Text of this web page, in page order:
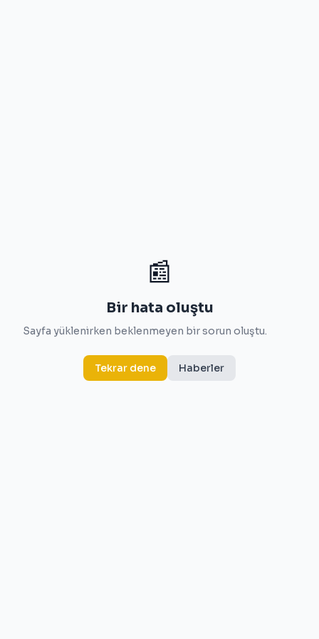
📰
Bir hata oluştu
Sayfa yüklenirken beklenmeyen bir sorun oluştu.
Tekrar dene Haberler